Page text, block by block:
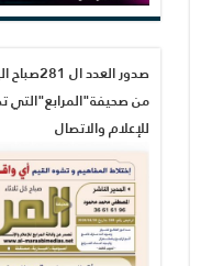
صدور
من صحيفة"المرابع"التي
للإعلام والاتصال